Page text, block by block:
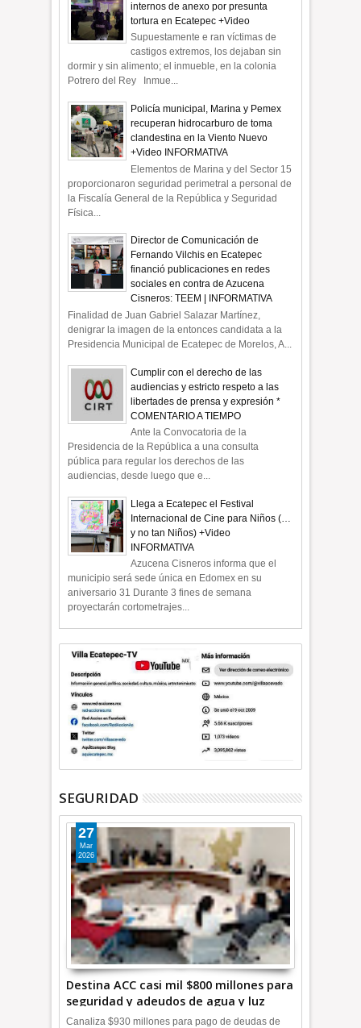
internos de anexo por presunta
tortura en Ecatepec +Video
Supuestamente e ran víctimas de
castigos extremos, los dejaban sin
dormir y sin alimento; el inmueble, en la colonia
Potrero del Rey Inmue...
Policía municipal, Marina y Pemex
recuperan hidrocarburo de toma
clandestina en la Viento Nuevo
+Video INFORMATIVA
Elementos de Marina y del Sector 15
proporcionaron seguridad perimetral a personal de
la Fiscalía General de la República y Seguridad
Física...
Director de Comunicación de
Fernando Vilchis en Ecatepec
financió publicaciones en redes
sociales en contra de Azucena
Cisneros: TEEM | INFORMATIVA
Finalidad de Juan Gabriel Salazar Martínez,
denigrar la imagen de la entonces candidata a la
Presidencia Municipal de Ecatepec de Morelos, A...
Cumplir con el derecho de las
audiencias y estricto respeto a las
libertades de prensa y expresión *
COMENTARIO A TIEMPO
Ante la Convocatoria de la
Presidencia de la República a una consulta
pública para regular los derechos de las
audiencias, desde luego que e...
Llega a Ecatepec el Festival
Internacional de Cine para Niños (…
y no tan Niños) +Video
INFORMATIVA
Azucena Cisneros informa que el
municipio será sede única en Edomex en su
aniversario 31 Durante 3 fines de semana
proyectarán cortometrajes...
SEGURIDAD
Destina ACC casi mil $800 millones para
seguridad y adeudos de agua y luz
+Video
27
Mar
2026
Canaliza $930 millones para pago de deudas de